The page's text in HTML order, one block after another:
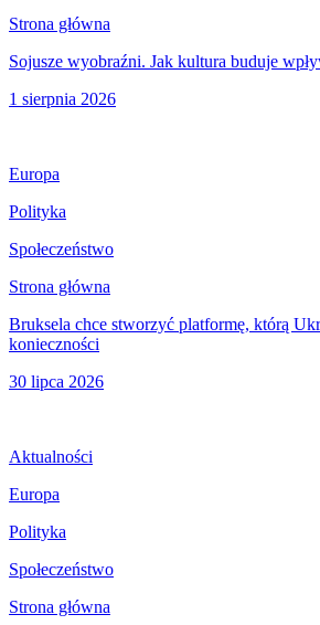
Strona główna
Sojusze wyobraźni. Jak kultura buduje
1 sierpnia 2026
Europa
Polityka
Społeczeństwo
Strona główna
Bruksela chce stworzyć platformę, którą
konieczności
30 lipca 2026
Aktualności
Europa
Polityka
Społeczeństwo
Strona główna